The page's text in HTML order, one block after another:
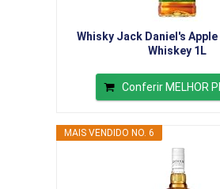
Whisky Jack Daniel's
Whiskey 1L
Conferir MELHOR
MAIS VENDIDO NO. 6